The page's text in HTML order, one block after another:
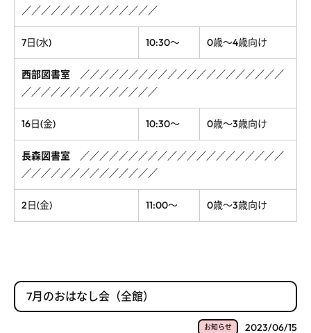
／／／／／／／／／／／／／／
7日(水) 10:30～ 0歳～4歳向け
西部図書室 ／／／／／／／／／／／／／／／／／／／／／
／／／／／／／／／／／／／／
16日(金) 10:30～ 0歳～3歳向け
長森図書室 ／／／／／／／／／／／／／／／／／／／／／
／／／／／／／／／／／／／／
2日(金) 11:00～ 0歳～3歳向け
7月のおはなし会（全館）
お知らせ 2023/06/15